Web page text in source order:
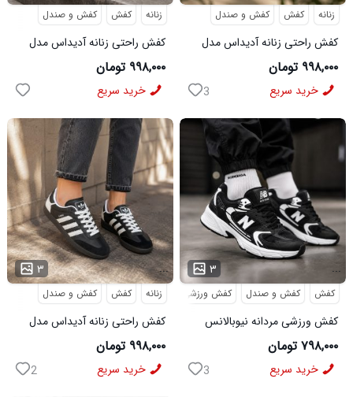
زنانه کفش کفش و صندل
کفش راحتی زنانه آدیداس مدل
سامبا سفید
۹۹۸,۰۰۰ تومان
خرید سریع
زنانه کفش کفش و صندل
کفش راحتی زنانه آدیداس مدل
سامبا قهوه ای
۹۹۸,۰۰۰ تومان
خرید سریع 3
۳ ...
زنانه کفش کفش و صندل
کفش راحتی زنانه آدیداس مدل
سامبا مشکی
۹۹۸,۰۰۰ تومان
خرید سریع 2
۳ ...
کفش کفش و صندل کفش ورزشی
کفش ورزشی مردانه نیوبالانس
مدل NB مشکی
۷۹۸,۰۰۰ تومان
خرید سریع 3